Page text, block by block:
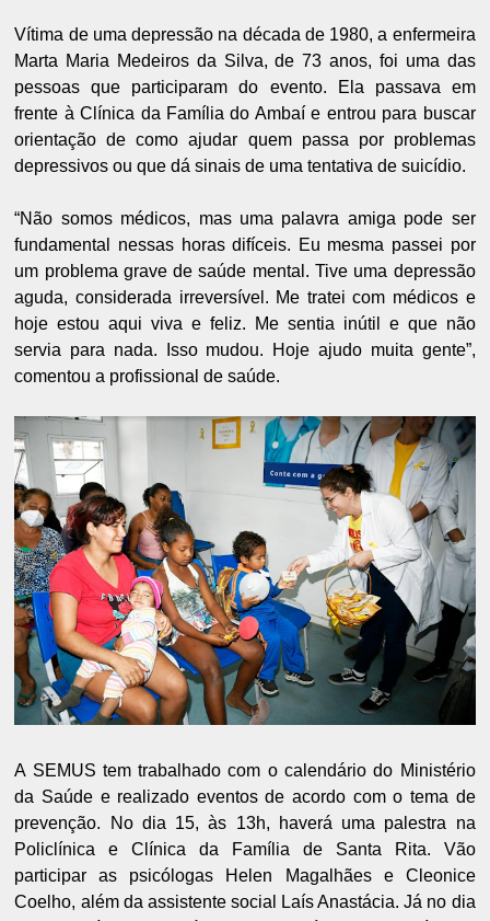
Vítima de uma depressão na década de 1980, a enfermeira
Marta Maria Medeiros da Silva, de 73 anos, foi uma das
pessoas que participaram do evento. Ela passava em
frente à Clínica da Família do Ambaí e entrou para buscar
orientação de como ajudar quem passa por problemas
depressivos ou que dá sinais de uma tentativa de suicídio.
“Não somos médicos, mas uma palavra amiga pode ser
fundamental nessas horas difíceis. Eu mesma passei por
um problema grave de saúde mental. Tive uma depressão
aguda, considerada irreversível. Me tratei com médicos e
hoje estou aqui viva e feliz. Me sentia inútil e que não
servia para nada. Isso mudou. Hoje ajudo muita gente”,
comentou a profissional de saúde.
A SEMUS tem trabalhado com o calendário do Ministério
da Saúde e realizado eventos de acordo com o tema de
prevenção. No dia 15, às 13h, haverá uma palestra na
Policlínica e Clínica da Família de Santa Rita. Vão
participar as psicólogas Helen Magalhães e Cleonice
Coelho, além da assistente social Laís Anastácia. Já no dia